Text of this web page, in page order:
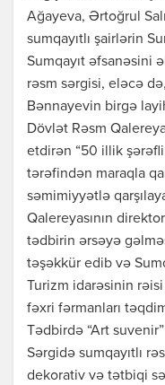
Ağayeva, Ərtoğrul
sumqayıtlı şairlərin
Sumqayıt əfsanəsini
rəsm sərgisi, eləcə
Bənnayevin birgə
Dövlət Rəsm
etdirən “50 illik şərəfli
tərəfindən maraqla
səmimiyyətlə
Qalereyasının
tədbirin ərsəyə
təşəkkür edib və
Turizm idarəsinin
fəxri fərmanları
Tədbirdə “Art
Sərgidə sumqayıtlı
dekorativ və tətbiqi